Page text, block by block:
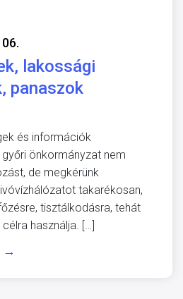
lakossági
panaszok
és információk
önkormányzat nem
de megkérünk
takarékosan,
tisztálkodásra, tehát
használja. […]
→